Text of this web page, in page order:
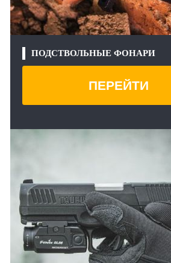
ПОДСТВОЛЬНЫЕ ФОНАРИ
ПЕРЕЙТИ